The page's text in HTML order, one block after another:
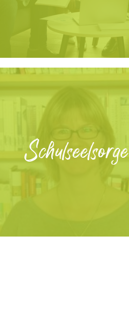
Schulseelsorge